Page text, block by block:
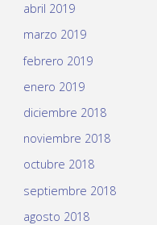
abril 2019
marzo 2019
febrero 2019
enero 2019
diciembre 2018
noviembre 2018
octubre 2018
septiembre 2018
agosto 2018